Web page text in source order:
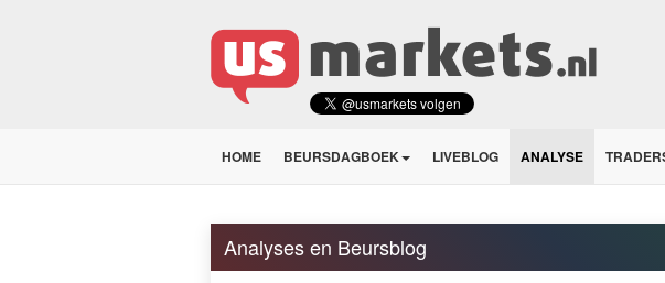
HOME BEURSDAGBOEK LIVEBLOG ANALYSE
Analyses en Beursblog